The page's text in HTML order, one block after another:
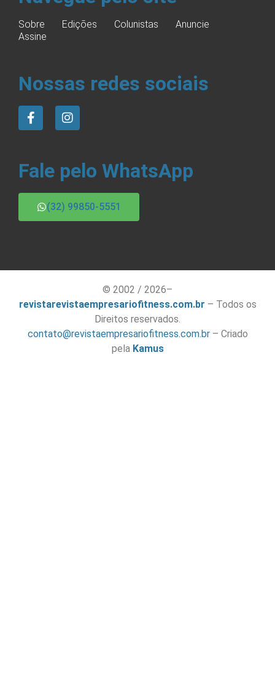
Sobre Edições Colunistas
Anuncie
Assine
Nossas redes sociais
Fale pelo WhatsApp
(32) 99850-5551
© 2002 / 2026–
revistarevistaempresariofitness.com.br – Todos os
Direitos reservados.
contato@revistaempresariofitness.com.br– Criado
pela Kamus